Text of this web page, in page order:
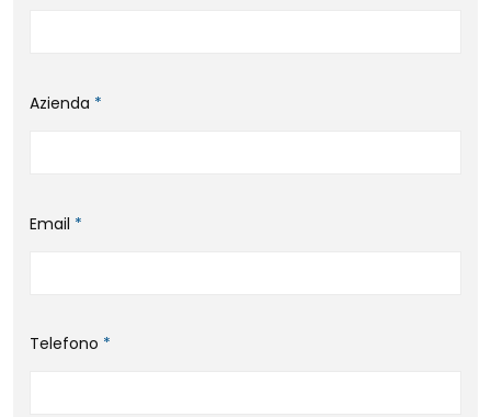
Azienda *
Email *
Telefono *